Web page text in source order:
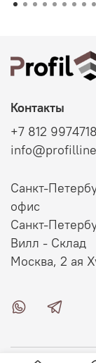
Контакты
+7 812 9974718
Санкт-
офис
Санкт-
Вилл - Склад
Москва, 2 ая